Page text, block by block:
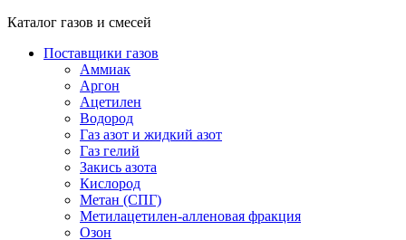
Каталог газов и смесей
Поставщики газов
Аммиак
Аргон
Ацетилен
Водород
Газ азот и жидкий азот
Газ гелий
Закись азота
Кислород
Метан (СПГ)
Метилацетилен-алленовая фракция
Озон